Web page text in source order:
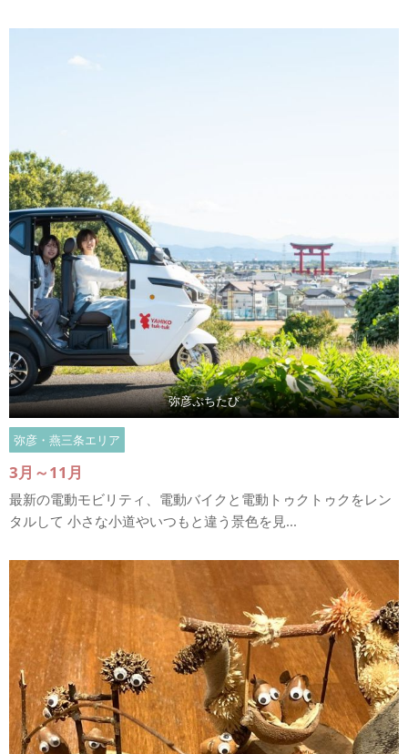
弥彦ぷちたび
弥彦・燕三条エリア
3月～11月
最新の電動モビリティ、電動バイクと電動トゥクトゥクをレン
タルして 小さな小道やいつもと違う景色を見...